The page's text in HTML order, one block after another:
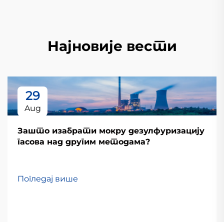
Најновије вести
29
Aug
Зашто изабрати мокру дезулфуризацију
гасова над другим методама?
Погледај више